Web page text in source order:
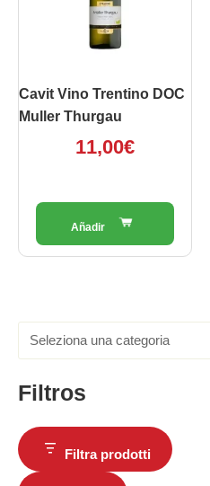
Filtros
Filtra prodotti
Cavit Vino Trentino DOC
Muller Thurgau
11,00€